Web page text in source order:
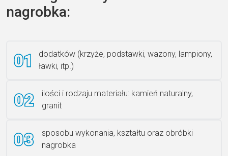
Książka 2
Ławka granitowa LG 12
nagrobka:
dodatków (krzyże, podstawki, wazony, lampiony,
ławki, itp.)
ilości i rodzaju materiału: kamień naturalny,
granit
sposobu wykonania, kształtu oraz obróbki
nagrobka